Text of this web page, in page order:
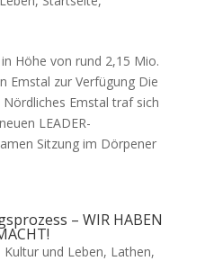
Höhe von rund 2,15 Mio.
Emstal zur Verfügung Die
Emstal traf sich
LEADER-
Sitzung im Dörpener
– WIR HABEN
Kultur und Leben, Lathen,